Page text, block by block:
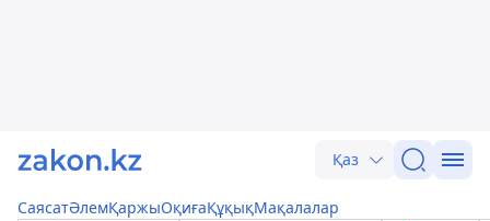
Қаз
СаясатӘлемҚаржыОқиғаҚұқықМақалалар